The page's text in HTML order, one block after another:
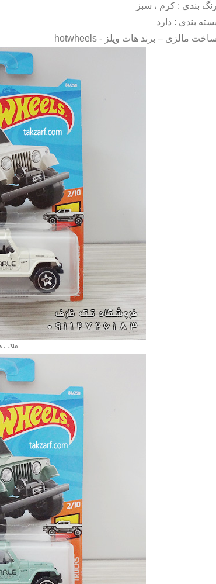
رنگ بندی : کرم ، سبز
بسته بندی : دارد
ساخت مالزی – برند هات ویلز -hotwheels
ماکت